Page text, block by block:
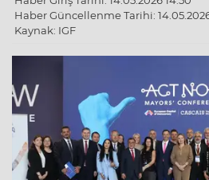
Haber Güncellenme Tarihi:
Kaynak: IGF